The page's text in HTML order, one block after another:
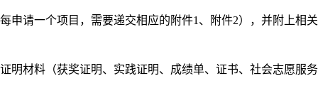
每申请一个项目，需要递交相应的附件1、附件2），并附上相关
证明材料（获奖证明、实践证明、成绩单、证书、社会志愿服务